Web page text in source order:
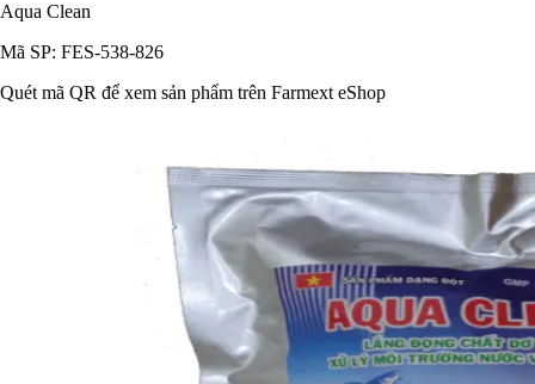
Aqua Clean
Mã SP: FES-538-826
Quét mã QR để xem sản phẩm trên Farmext eShop